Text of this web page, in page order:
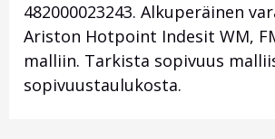
482000023243. Alkuperäinen
Ariston Hotpoint Indesit WM,
malliin. Tarkista sopivuus
sopivuustaulukosta.